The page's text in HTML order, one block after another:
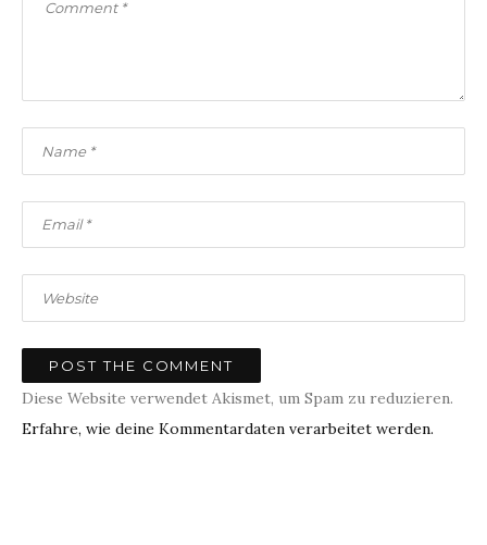
Diese Website verwendet Akismet, um Spam zu reduzieren.
Erfahre, wie deine Kommentardaten verarbeitet werden.